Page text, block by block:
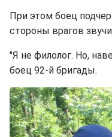
При этом боец
стороны врагов
"Я не филолог. Но,
боец 92-й бригады.